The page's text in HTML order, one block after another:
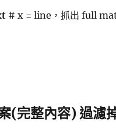
# x = line，抓出 full
(完整內容) 過濾